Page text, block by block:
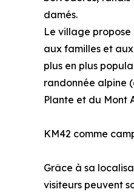
damés.
Le village
aux familles et
plus en plus
randonnée alpine
Plante et du Mont
KM42 comme
Grâce à sa
visiteurs peuvent